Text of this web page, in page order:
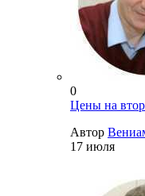
0
Цены на
Автор
17 июля